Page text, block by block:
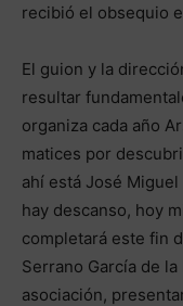
recibió el obsequio
El guion y la
resultar
organiza cada año
matices por
ahí está José
hay descanso, hoy
completará este fin
Serrano García de
asociación,